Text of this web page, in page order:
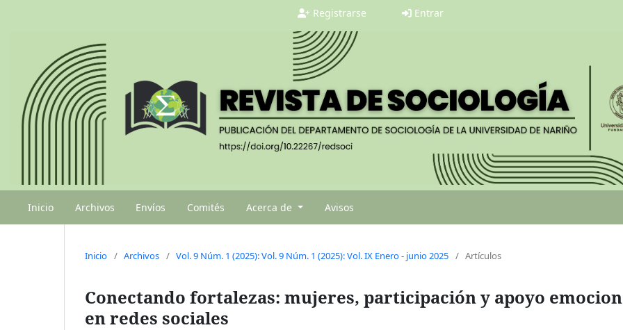
Registrarse Entrar
Inicio Archivos Envíos Comités Acerca de Avisos
Inicio / Archivos / Vol. 9 Núm. 1 (2025): Vol. 9 Núm. 1 (2025): Vol. IX Enero - junio 2025 / Artículos
Conectando fortalezas: mujeres, participación y apoyo
en redes sociales